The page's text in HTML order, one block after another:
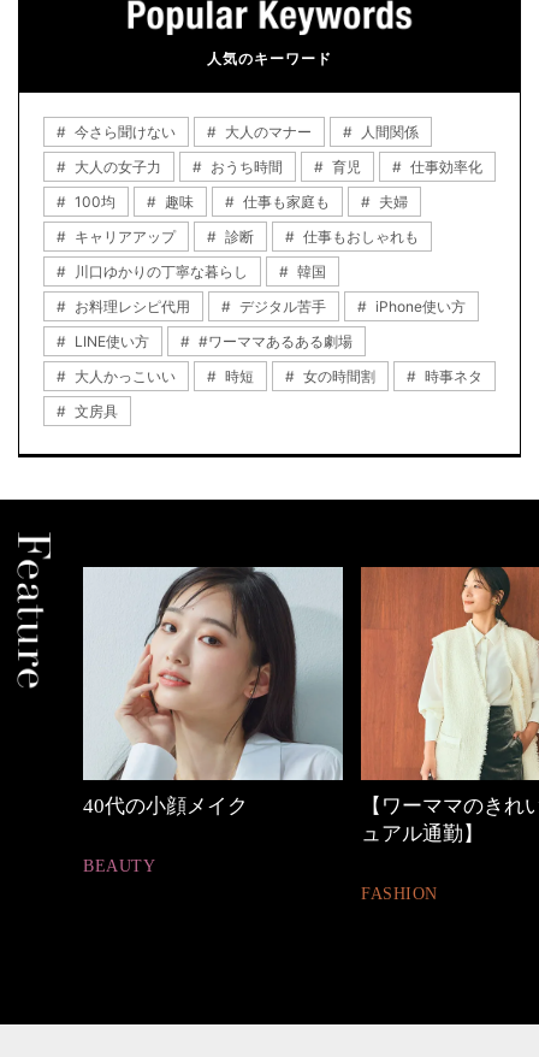
人気のキーワード
今さら聞けない 大人のマナー
人間関係
大人の女子力
おうち時間 育児
仕事効率化
100均
趣味 仕事も家庭も
夫婦
キャリアアップ
診断
仕事もおしゃれも
川口ゆかりの丁寧な暮らし
韓国
お料理レシピ代用
デジタル苦手
iPhone使い方
LINE使い方
#ワーママあるある劇場
大人かっこいい
時短 女の時間割
時事ネタ
文房具
【ワーママのきれいめカジ
働く女性のバッグ